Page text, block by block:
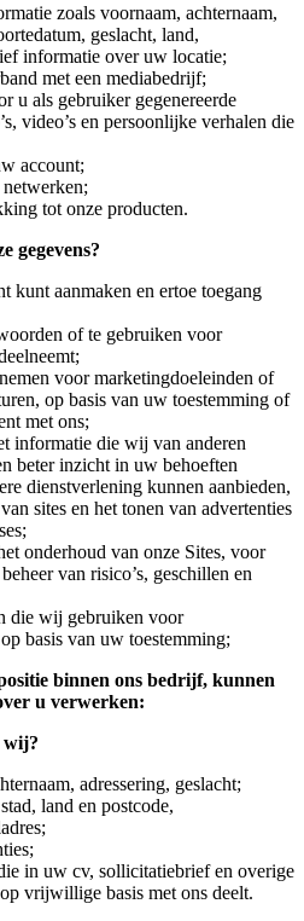
zoals voornaam, achternaam,
geslacht, land,
informatie over uw locatie;
met een mediabedrijf;
u als gebruiker gegenereerde
video’s en persoonlijke verhalen die
account;
tot onze producten.
gegevens?
kunt aanmaken en ertoe toegang
of te gebruiken voor
voor marketingdoeleinden of
op basis van uw toestemming of
met ons;
informatie die wij van anderen
beter inzicht in uw behoeften
dienstverlening kunnen aanbieden,
sites en het tonen van advertenties
onderhoud van onze Sites, voor
van risico’s, geschillen en
die wij gebruiken voor
basis van uw toestemming;
binnen ons bedrijf, kunnen
u verwerken:
wij?
adressering, geslacht;
land en postcode,
in uw cv, sollicitatiebrief en overige
vrijwillige basis met ons deelt.